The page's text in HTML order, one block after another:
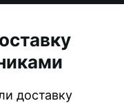
доставку